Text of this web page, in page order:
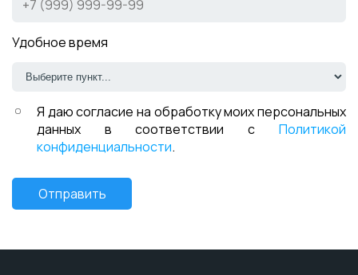
Удобное время
Я даю согласие на обработку моих персональных
данных в соответствии с Политикой
конфиденциальности.
Отправить